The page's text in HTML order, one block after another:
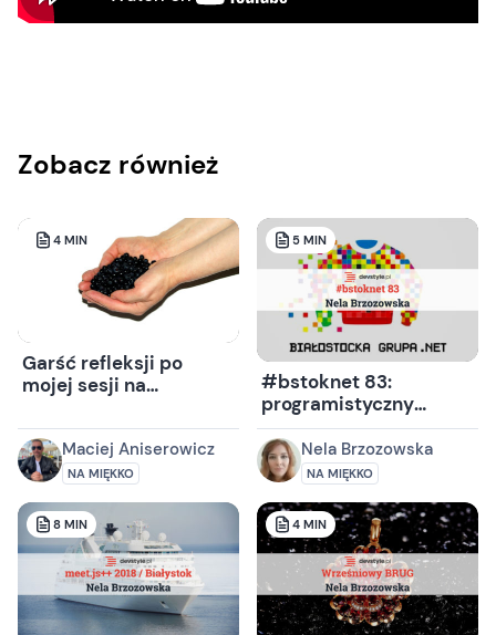
Zobacz również
4 MIN
Garść refleksji po
mojej sesji na
Maciej Aniserowicz
NA MIĘKKO
5 MIN
#bstoknet 83:
programistyczny
sposób na wakacyjny
letargNela Brzozowska
NA MIĘKKO
8 MIN 4 MIN